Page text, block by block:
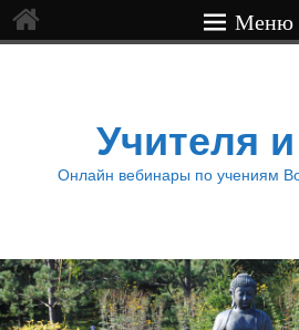
Меню
Учителя
Онлайн вебинары по учениям